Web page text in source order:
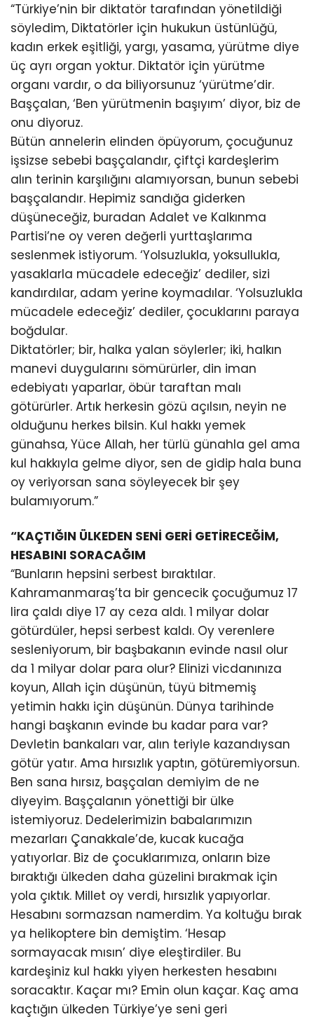
“Türkiye’nin bir diktatör tarafından yönetildiği
söyledim, Diktatörler için hukukun üstünlüğü,
kadın erkek eşitliği, yargı, yasama, yürütme diye
üç ayrı organ yoktur. Diktatör için yürütme
organı vardır, o da biliyorsunuz ‘yürütme’dir.
Başçalan, ‘Ben yürütmenin başıyım’ diyor, biz de
onu diyoruz.
Bütün annelerin elinden öpüyorum, çocuğunuz
işsizse sebebi başçalandır, çiftçi kardeşlerim
alın terinin karşılığını alamıyorsan, bunun sebebi
başçalandır. Hepimiz sandığa giderken
düşüneceğiz, buradan Adalet ve Kalkınma
Partisi’ne oy veren değerli yurttaşlarıma
seslenmek istiyorum. ‘Yolsuzlukla, yoksullukla,
yasaklarla mücadele edeceğiz’ dediler, sizi
kandırdılar, adam yerine koymadılar. ‘Yolsuzlukla
mücadele edeceğiz’ dediler, çocuklarını paraya
boğdular.
Diktatörler; bir, halka yalan söylerler; iki, halkın
manevi duygularını sömürürler, din iman
edebiyatı yaparlar, öbür taraftan malı
götürürler. Artık herkesin gözü açılsın, neyin ne
olduğunu herkes bilsin. Kul hakkı yemek
günahsa, Yüce Allah, her türlü günahla gel ama
kul hakkıyla gelme diyor, sen de gidip hala buna
oy veriyorsan sana söyleyecek bir şey
bulamıyorum.”
“KAÇTIĞIN ÜLKEDEN SENİ GERİ GETİRECEĞİM,
HESABINI SORACAĞIM
“Bunların hepsini serbest bıraktılar.
Kahramanmaraş’ta bir gencecik çocuğumuz 17
lira çaldı diye 17 ay ceza aldı. 1 milyar dolar
götürdüler, hepsi serbest kaldı. Oy verenlere
sesleniyorum, bir başbakanın evinde nasıl olur
da 1 milyar dolar para olur? Elinizi vicdanınıza
koyun, Allah için düşünün, tüyü bitmemiş
yetimin hakkı için düşünün. Dünya tarihinde
hangi başkanın evinde bu kadar para var?
Devletin bankaları var, alın teriyle kazandıysan
götür yatır. Ama hırsızlık yaptın, götüremiyorsun.
Ben sana hırsız, başçalan demiyim de ne
diyeyim. Başçalanın yönettiği bir ülke
istemiyoruz. Dedelerimizin babalarımızın
mezarları Çanakkale’de, kucak kucağa
yatıyorlar. Biz de çocuklarımıza, onların bize
bıraktığı ülkeden daha güzelini bırakmak için
yola çıktık. Millet oy verdi, hırsızlık yapıyorlar.
Hesabını sormazsan namerdim. Ya koltuğu bırak
ya helikoptere bin demiştim. ‘Hesap
sormayacak mısın’ diye eleştirdiler. Bu
kardeşiniz kul hakkı yiyen herkesten hesabını
soracaktır. Kaçar mı? Emin olun kaçar. Kaç ama
kaçtığın ülkeden Türkiye’ye seni geri